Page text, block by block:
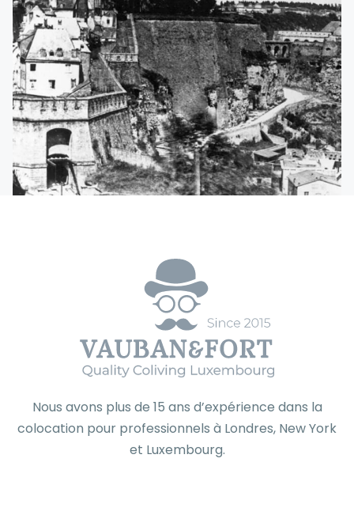
Nous avons plus de 15 ans d’expérience dans la
colocation pour professionnels à Londres, New York
et Luxembourg.